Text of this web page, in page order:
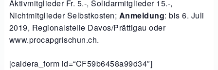
Aktivmitglieder Fr. 5.-, Solidarmitglieder 15.-,
Nichtmitglieder Selbstkosten; Anmeldung: bis 6. Juli
2019, Regionalstelle Davos/Prättigau oder
www.procapgrischun.ch.
[caldera_form id=“CF59b6458a99d34″]